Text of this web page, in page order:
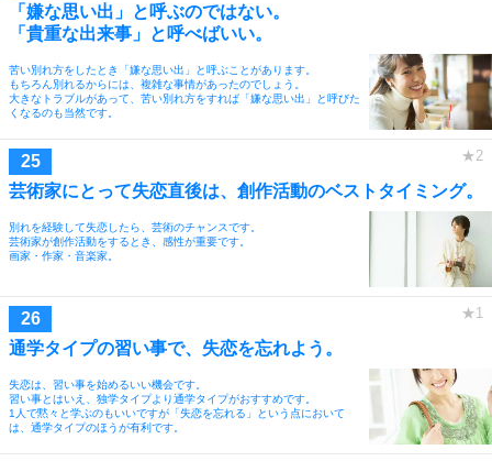
「嫌な思い出」と呼ぶのではない。
「貴重な出来事」と呼べばいい。
苦い別れ方をしたとき「嫌な思い出」と呼ぶことがあります。
もちろん別れるからには、複雑な事情があったのでしょう。
大きなトラブルがあって、苦い別れ方をすれば「嫌な思い出」と呼びた
くなるのも当然です。
芸術家にとって失恋直後は、創作活動のベストタイミング。
別れを経験して失恋したら、芸術のチャンスです。
芸術家が創作活動をするとき、感性が重要です。
画家・作家・音楽家。
通学タイプの習い事で、失恋を忘れよう。
失恋は、習い事を始めるいい機会です。
習い事とはいえ、独学タイプより通学タイプがおすすめです。
1人で黙々と学ぶのもいいですが「失恋を忘れる」という点において
は、通学タイプのほうが有利です。